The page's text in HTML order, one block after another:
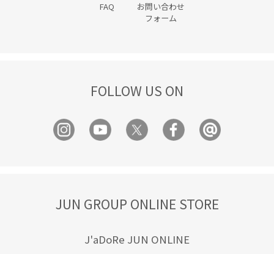
FAQ
お問い合わせ
フォーム
FOLLOW US ON
JUN GROUP ONLINE STORE
J'aDoRe JUN ONLINE